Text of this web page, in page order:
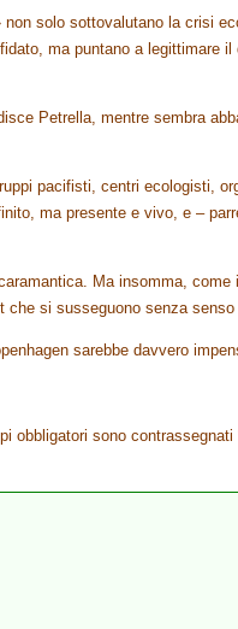
solo sottovalutano la crisi
ma puntano a legittimare
Petrella, mentre sembra
pacifisti, centri ecologisti,
ma presente e vivo, e –
Ma insomma,
si susseguono senza
sarebbe davvero
obbligatori sono contrassegnati